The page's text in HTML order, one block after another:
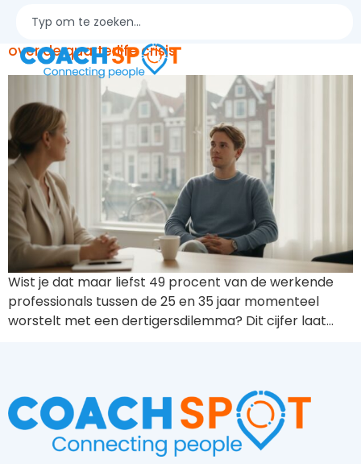
Dertigersdilemma coaching: fabels en feiten
over de quarterlife crisis
Wist je dat maar liefst 49 procent van de werkende
professionals tussen de 25 en 35 jaar momenteel
worstelt met een dertigersdilemma? Dit cijfer laat…